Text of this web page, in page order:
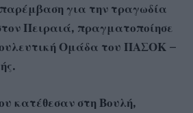
για την τραγωδία
Πειραιά, πραγματοποίησε
Ομάδα του ΠΑΣΟΚ –
κατέθεσαν στη Βουλή,